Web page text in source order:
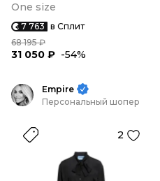
One size
7 763 в Сплит
68 195 ₽
31 050 ₽ -54%
Empire
Персональный шопер
2